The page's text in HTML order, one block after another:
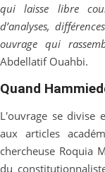
qui laisse libre
d’analyses,
ouvrage qui
Abdellatif Ouahbi.
Quand
L'ouvrage se divise
aux articles
chercheuse Roquia
du